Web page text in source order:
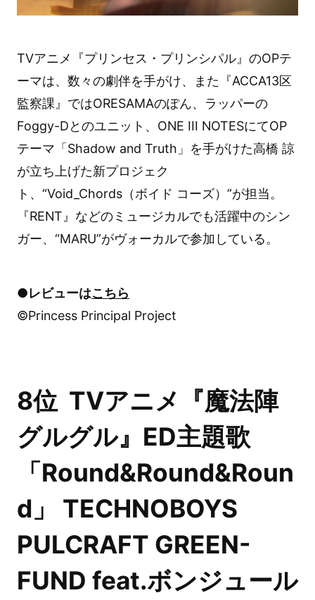
TVアニメ『プリンセス・プリンシパル』のOPテ
ーマは、数々の劇伴を手がけ、また『ACCA13区
監察課』ではORESAMAのぽん、ラッパーの
Foggy-Dとのユニット、ONE III NOTESにてOP
テーマ「Shadow and Truth」を手がけた高橋 諒
が立ち上げた新プロジェク
ト、“Void_Chords（ボイド コーズ）”が担当。
『RENT』などのミュージカルでも活躍中のシン
ガー、“MARU”がヴォーカルで参加している。
●レビューはこちら
©Princess Principal Project
8位 TVアニメ『魔法陣
グルグル』ED主題歌
「Round&Round&Roun
d」 TECHNOBOYS
PULCRAFT GREEN-
FUND feat.ボンジュール